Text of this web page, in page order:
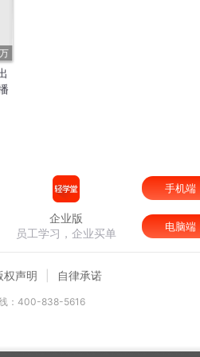
企业版
员工学习，企业买单
手机端
电脑端
权声明 自律承诺
：400-838-5616